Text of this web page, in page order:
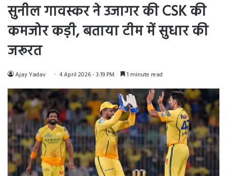
सुनील गावस्कर ने उजागर की CSK की
कमजोर कड़ी, बताया टीम में सुधार की
जरूरत
Ajay Yadav 4 April 2026 - 3:19 PM 1 minute read